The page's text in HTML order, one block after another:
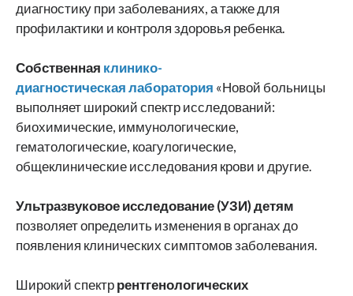
диагностику при заболеваниях, а также для
профилактики и контроля здоровья ребенка.
Собственная клинико-
диагностическая лаборатория «Новой больницы
выполняет широкий спектр исследований:
биохимические, иммунологические,
гематологические, коагулогические,
общеклинические исследования крови и другие.
Ультразвуковое исследование (УЗИ) детям
позволяет определить изменения в органах до
появления клинических симптомов заболевания.
Широкий спектр рентгенологических